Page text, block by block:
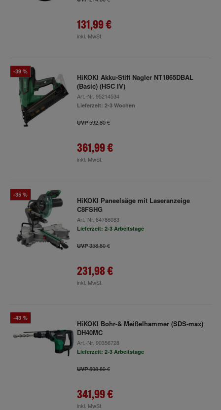
131,99 €
inkl. MwSt.
-39 %
HiKOKI Akku-Stift Nagler NT1865DBAL
(Basic) (HSC IV)
Art.-Nr. 95214534
Lieferzeit: 2-3 Wochen
UVP592,80 €
361,99 €
inkl. MwSt.
-35 %
HiKOKI Paneelsäge mit Laseranzeige
C8FSHG
Art.-Nr. 84786083
Lieferzeit: 2-3 Arbeitstage
UVP358,80 €
231,98 €
inkl. MwSt.
-43 %
HiKOKI Bohr-& Meißelhammer (SDS-max)
DH40MC
Art.-Nr. 90356728
Lieferzeit: 2-3 Arbeitstage
UVP598,80 €
341,99 €
inkl. MwSt.